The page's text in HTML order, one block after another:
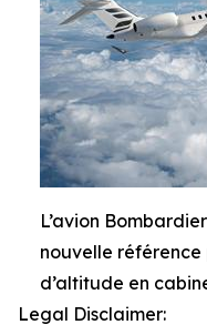
L’avion
nouvelle référence
d’altitude en
Legal Disclaimer: